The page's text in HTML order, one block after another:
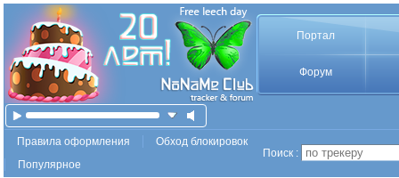
Портал
Форум
Правила оформления
Обход блокировок
Популярное
Поиск :